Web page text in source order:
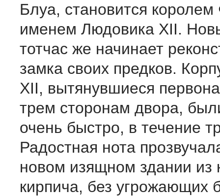
Блуа, становится
именем Людовика XII.
тотчас же начинает
замка своих предков.
XII, вытянувшиеся
трем сторонам двора,
очень быстро, в течение
Радостная нота
новом изящном здании из
кирпича, без угрожающих